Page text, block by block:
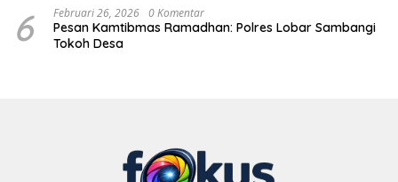
6 Februari 26, 2026 0 Komentar
Pesan Kamtibmas Ramadhan: Polres Lobar Sambangi
Tokoh Desa